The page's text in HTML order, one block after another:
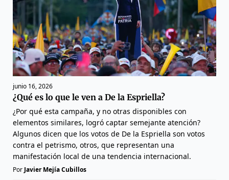
junio 16, 2026
¿Qué es lo que le ven a De la Espriella?
¿Por qué esta campaña, y no otras disponibles con
elementos similares, logró captar semejante atención?
Algunos dicen que los votos de De la Espriella son votos
contra el petrismo, otros, que representan una
manifestación local de una tendencia internacional.
Por Javier Mejía Cubillos